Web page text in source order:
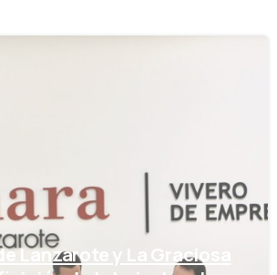
Lanzarote y La Graciosa